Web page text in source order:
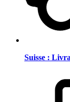
Suisse :